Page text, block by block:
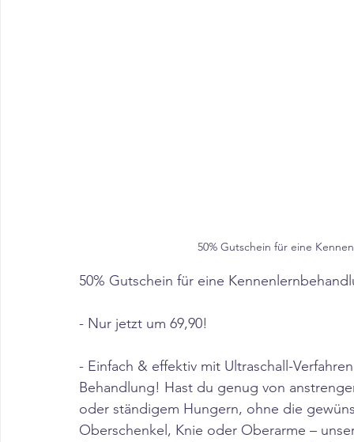
50% Gutschein für eine
50% Gutschein für eine
- Nur jetzt um 69,90!
- Einfach & effektiv mit Ultraschall-
Behandlung! Hast du genug von
oder ständigem Hungern, ohne die
Oberschenkel, Knie oder Oberarme –